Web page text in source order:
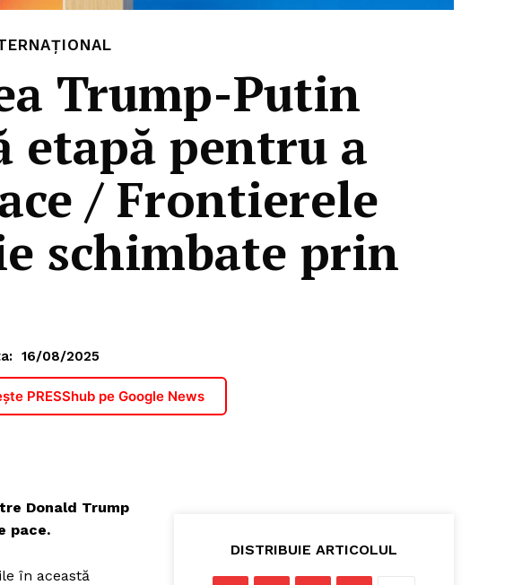
Trump-Putin
etapă pentru a
/ Frontierele
schimbate prin
16/08/2025
PRESShub pe Google News
Donald Trump
pace.
în această
DISTRIBUIE ARTICOLUL